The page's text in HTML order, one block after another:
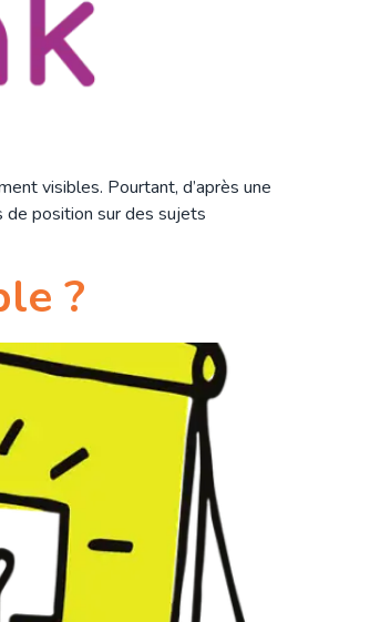
visibles. Pourtant, d’après une
position sur des sujets
?